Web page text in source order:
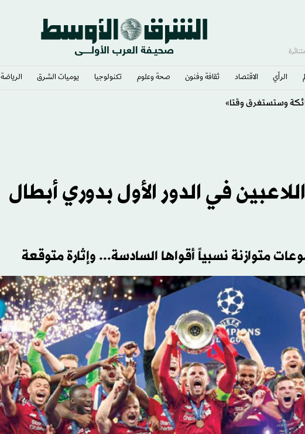
الرأي الاقتصاد ثقافة وفنون صحة وعلوم تكنولوجيا يوميات الشرق​ الرياضة
المرشح الرئاسي أتال
في الدور الأول بدوري أبطال
متوازنة نسبياً أقواها السادسة... وإثارة متوقعة